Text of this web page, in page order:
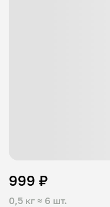
0,5 кг ≈ 6 шт.
999 ₽